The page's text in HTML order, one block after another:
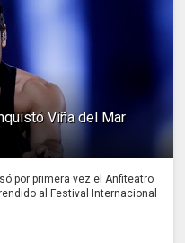
Viña del Mar
por primera vez el Anfiteatro
al Festival Internacional